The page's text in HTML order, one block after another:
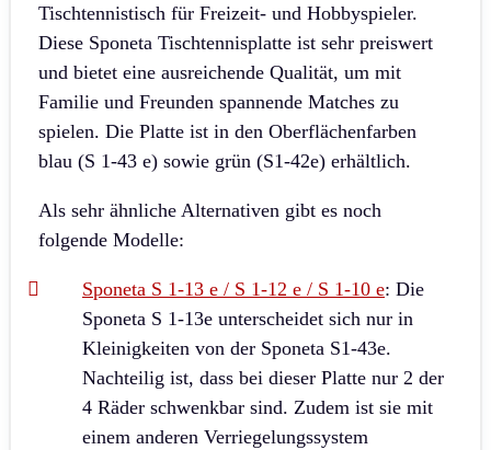
Tischtennistisch für Freizeit- und Hobbyspieler.
Diese Sponeta Tischtennisplatte ist sehr preiswert
und bietet eine ausreichende Qualität, um mit
Familie und Freunden spannende Matches zu
spielen. Die Platte ist in den Oberflächenfarben
blau (S 1-43 e) sowie grün (S1-42e) erhältlich.
Als sehr ähnliche Alternativen gibt es noch
folgende Modelle:
Sponeta S 1-13 e / S 1-12 e / S 1-10 e: Die
Sponeta S 1-13e unterscheidet sich nur in
Kleinigkeiten von der Sponeta S1-43e.
Nachteilig ist, dass bei dieser Platte nur 2 der
4 Räder schwenkbar sind. Zudem ist sie mit
einem anderen Verriegelungssystem